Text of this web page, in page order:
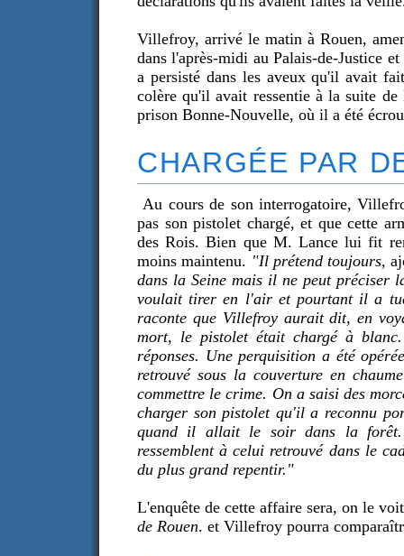
Villefroy, arrivé le matin à Rouen,
dans l'après-midi au Palais-de-Justice
a persisté dans les aveux qu'il avait
colère qu'il avait ressentie à la suite
prison Bonne-Nouvelle, où il a été
CHARGÉE PAR
Au cours de son interrogatoire,
pas son pistolet chargé, et que cette
des Rois. Bien que M. Lance lui fit
moins maintenu. "Il prétend toujours,
dans la Seine mais il ne peut préciser
voulait tirer en l'air et pourtant il a
raconte que Villefroy aurait dit, en
mort, le pistolet était chargé à
réponses. Une perquisition a été
retrouvé sous la couverture en
commettre le crime. On a saisi des
charger son pistolet qu'il a reconnu
quand il allait le soir dans la forêt.
ressemblent à celui retrouvé dans le
du plus grand repentir."
L'enquête de cette affaire sera, on le
de Rouen. et Villefroy pourra